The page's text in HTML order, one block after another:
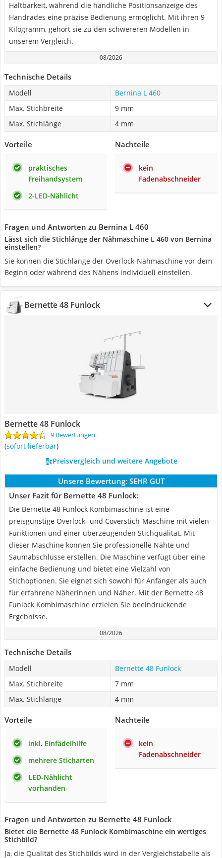
Haltbarkeit, während die handliche Positionsanzeige des
Handrades eine präzise Bedienung ermöglicht. Mit ihren 9
Kilogramm, gehört sie zu den schwereren Modellen in
unserem Vergleich.
08/2026
Technische Details
Modell
Bernina L 460
Max. Stichbreite
9 mm
Max. Stichlänge
4 mm
Vorteile
praktisches
Freihandsystem
2-LED-Nählicht
Nachteile
kein
Fadenabschneider
Fragen und Antworten zu Bernina L 460
Lässt sich die Stichlänge der Nähmaschine L 460 von Bernina
einstellen?
Sie können die Stichlänge der Overlock-Nähmaschine vor dem
Beginn oder während des Nähens individuell einstellen.
Bernette 48 Funlock
Bernette 48 Funlock
9 Bewertungen
( sofort lieferbar)
Preisvergleich und weitere Angebote
Unsere Bewertung: SEHR GUT
Unser Fazit für Bernette 48 Funlock:
Die Bernette 48 Funlock Kombimaschine ist eine
preisgünstige Overlock- und Coverstich-Maschine mit vielen
Funktionen und einer überzeugenden Stichqualität. Mit
dieser Maschine können Sie professionelle Nähte und
Saumabschlüsse erstellen. Die Maschine verfügt über eine
einfache Bedienung und bietet eine Vielzahl von
Stichoptionen. Sie eignet sich sowohl für Anfänger als auch
für erfahrene Näherinnen und Näher. Mit der Bernette 48
Funlock Kombimaschine erzielen Sie beeindruckende
Ergebnisse.
08/2026
Technische Details
Modell
Bernette 48 Funlock
Max. Stichbreite
7 mm
Max. Stichlänge
4 mm
Vorteile
inkl. Einfädelhilfe
mehrere Sticharten
LED-Nählicht
vorhanden
Nachteile
kein
Fadenabschneider
Fragen und Antworten zu Bernette 48 Funlock
Bietet die Bernette 48 Funlock Kombimaschine ein wertiges
Stichbild?
Ja, die Qualität des Stichbilds wird in der Vergleichstabelle als